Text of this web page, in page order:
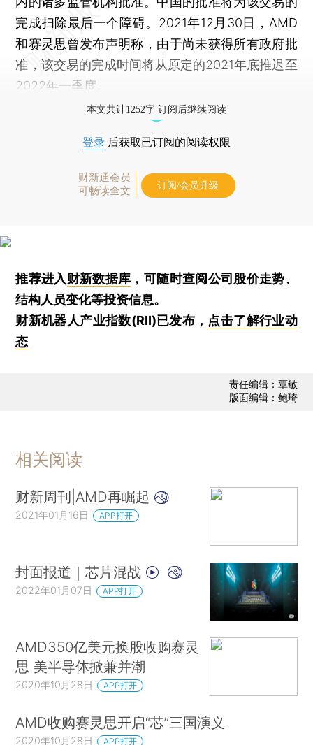
完成扫除最后一个障碍。2021年12月30日，AMD
和赛灵思曾发布声明称，由于尚未获得所有政府批
准，该交易的完成时间将从原定的2021年底推迟至
2022年一季度。
本文共计1252字 订阅后继续阅读
登录 后获取已订阅的阅读权限
财新通会员
可畅读全文
订阅/会员升级
推荐进入财新数据库 ，可随时查阅公司股价走势、
结构人员变化等投资信息。
财新机器人产业指数(RII)已发布， 点击了解行业动
态
责任编辑：覃敏
版面编辑：鲍琦
相关阅读
财新周刊|AMD再崛起
2021年01月16日 APP打开
封面报道｜芯片混战
2022年01月07日 APP打开
AMD350亿美元换股收购赛灵
思 美半导体掀兼并潮
2020年10月28日 APP打开
AMD收购赛灵思开启“芯”三国演义
2020年10月28日 APP打开